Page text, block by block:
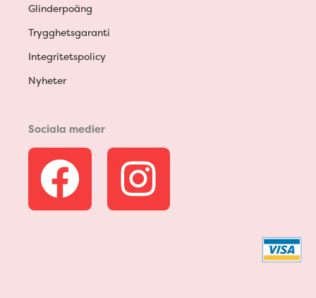
Glinderpoäng
Trygghetsgaranti
Integritetspolicy
Nyheter
Sociala medier
F
a
I
n